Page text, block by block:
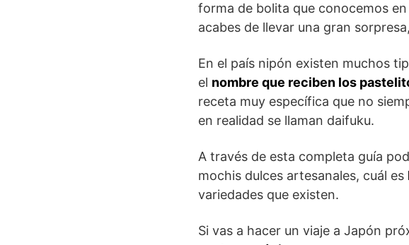
forma de bolita que conocemos
acabes de llevar una gran
En el país nipón existen muchos
el nombre que reciben los
receta muy específica que no
en realidad se llaman daifuku.
A través de esta completa guía
mochis dulces artesanales, cuál es
variedades que existen.
Si vas a hacer un viaje a Japón